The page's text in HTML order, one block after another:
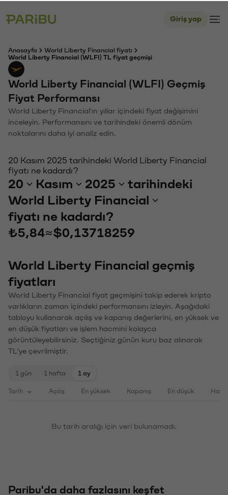
Giriş yap
Anasayfa
World Liberty Financial fiyatı
World Liberty Financial (WLFI) TL fiyat geçmişi
World Liberty Financial (WLFI) Geçmiş
Fiyat Performansı
World Liberty Financial'ın yıllar içindeki fiyat değişimini
inceleyin. Performansını ve tarihindeki önemli dönüm
noktalarını daha iyi analiz edin.
20 Kasım 2025 tarihindeki World Liberty Financial
fiyatı ne kadardı?
20 Kasım 2025
tarihindeki
World Liberty Financial
fiyatı ne kadardı?
₺5,84≈$0,13718259
World Liberty Financial geçmiş
fiyatları
World Liberty Financial fiyat geçmişini takip ederek kripto
varlıkların zaman içindeki performansını izleyin. Aşağıdaki
tabloyu kullanarak açılış ve kapanış değerlerini, en yüksek ve
en düşük fiyatları ve işlem hacmini kolayca
görüntüleyebilirsiniz. Seçtiğiniz günün kuru baz alınarak
TL'ye çevrilmiştir.
1 gün 1 hafta 1 ay
Tarih Açılış En yüksek Kapanış En düşük
Bu tarih aralığı için veri bulunamadı.
Paribu'da daha fazlasını keşfet